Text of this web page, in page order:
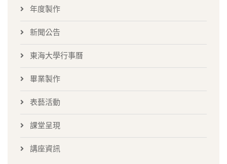
年度製作
新聞公告
東海大學行事曆
畢業製作
表藝活動
課堂呈現
講座資訊